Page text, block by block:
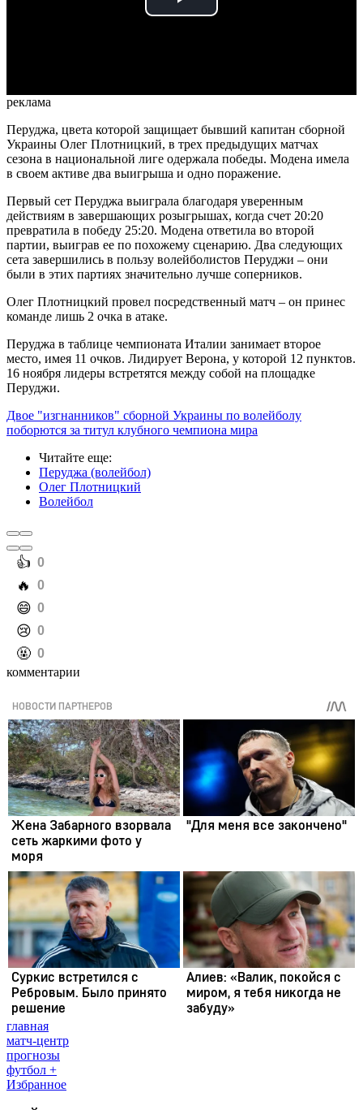
Play
реклама
Перуджа, цвета которой защищает бывший капитан сборной
Украины Олег Плотницкий, в трех предыдущих матчах
сезона в национальной лиге одержала победы. Модена имела
в своем активе два выигрыша и одно поражение.
Первый сет Перуджа выиграла благодаря уверенным
действиям в завершающих розыгрышах, когда счет 20:20
превратила в победу 25:20. Модена ответила во второй
партии, выиграв ее по похожему сценарию. Два следующих
сета завершились в пользу волейболистов Перуджи – они
были в этих партиях значительно лучше соперников.
Олег Плотницкий провел посредственный матч – он принес
команде лишь 2 очка в атаке.
Перуджа в таблице чемпионата Италии занимает второе
место, имея 11 очков. Лидирует Верона, у которой 12 пунктов.
16 ноября лидеры встретятся между собой на площадке
Перуджи.
Двое "изгнанников" сборной Украины по волейболу
поборются за титул клубного чемпиона мира
Читайте еще:
Перуджа (волейбол)
Олег Плотницкий
Волейбол
️👍 0
️🔥 0
️😄 0
️😢 0
️🤬 0
комментарии
главная
матч-центр
прогнозы
футбол +
Избранное